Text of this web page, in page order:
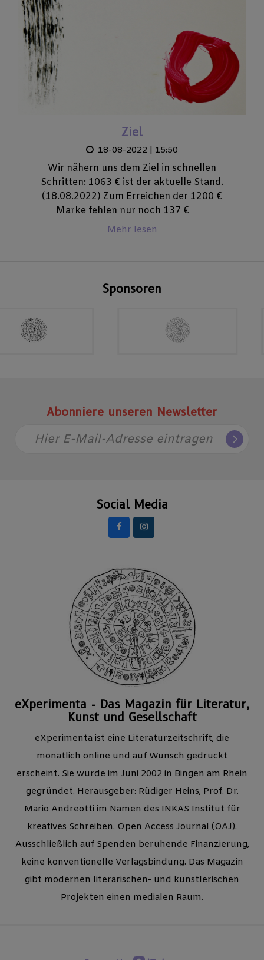
Ziel
18-08-2022 | 15:50
Wir nähern uns dem Ziel in schnellen
Schritten: 1063 € ist der aktuelle Stand.
(18.08.2022) Zum Erreichen der 1200 €
Marke fehlen nur noch 137 €
Mehr lesen
Sponsoren
Abonniere unseren Newsletter
Hier E-Mail-Adresse eintragen
Social Media
eXperimenta - Das Magazin für Literatur,
Kunst und Gesellschaft
eXperimenta ist eine Literaturzeitschrift, die
monatlich online und auf Wunsch gedruckt
erscheint. Sie wurde im Juni 2002 in Bingen am Rhein
gegründet. Herausgeber: Rüdiger Heins, Prof. Dr.
Mario Andreotti im Namen des INKAS Institut für
kreatives Schreiben. Open Access Journal (OAJ).
Ausschließlich auf Spenden beruhende Finanzierung,
keine konventionelle Verlagsbindung. Das Magazin
gibt modernen literarischen- und künstlerischen
Projekten einen medialen Raum.